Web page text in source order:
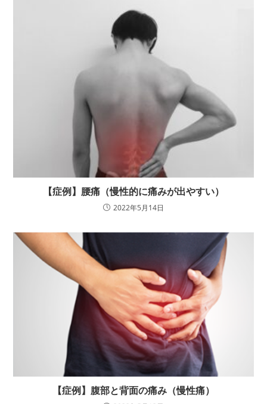
【症例】腰痛（慢性的に痛みが出やすい）
2022年5月14日
【症例】腹部と背面の痛み（慢性痛）